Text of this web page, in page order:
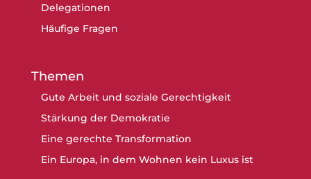
Delegationen
Häufige Fragen
Themen
Gute Arbeit und soziale Gerechtigkeit
Stärkung der Demokratie
Eine gerechte Transformation
Ein Europa, in dem Wohnen kein Luxus ist